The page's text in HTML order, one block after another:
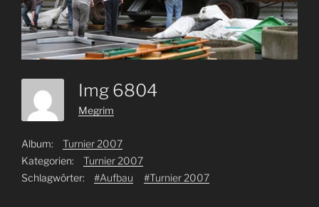
Img 6804
Megrim
Album:
Turnier 2007
Kategorien:
Turnier 2007
Schlagwörter:
#Aufbau #Turnier 2007